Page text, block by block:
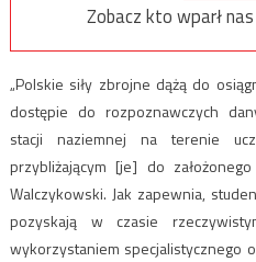
Zobacz kto wparł
„Polskie siły zbrojne dążą do
dostępie do rozpoznawczych
stacji naziemnej na terenie
przybliżającym [je] do
Walczykowski. Jak zapewnia,
pozyskają w czasie
wykorzystaniem specjalistycznego